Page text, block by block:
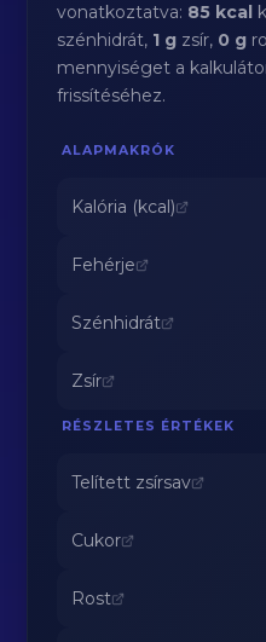
vonatkoztatva: 85 kcal
szénhidrát, 1 g zsír, 0 g
mennyiséget a
frissítéséhez.
ALAPMAKRÓK
Kalória (kcal)
Fehérje
Szénhidrát
Zsír
RÉSZLETES ÉRTÉKEK
Telített zsírsav
Cukor
Rost